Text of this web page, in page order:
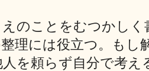
のことをむつかしく
理には役立つ。もし
を頼らず自分で考え